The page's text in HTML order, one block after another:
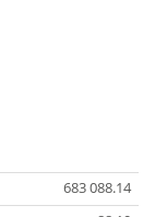
683 088.14